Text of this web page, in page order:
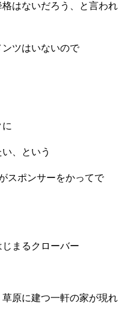
はないだろう、と言われ
ツはいないので
、という
スポンサーをかってで
まるクローバー
原に建つ一軒の家が現れ